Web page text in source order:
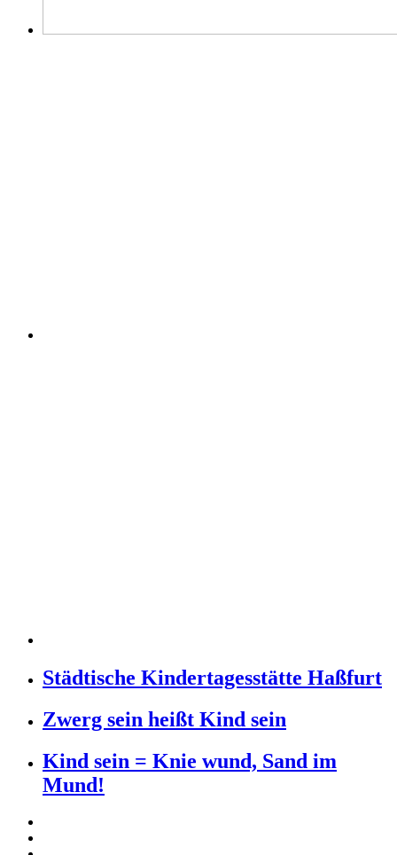
Städtische Kindertagesstätte Haßfurt
Zwerg sein heißt Kind sein
Kind sein = Knie wund, Sand im
Mund!